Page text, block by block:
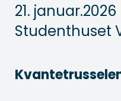
21. januar.2026
Studenthuset